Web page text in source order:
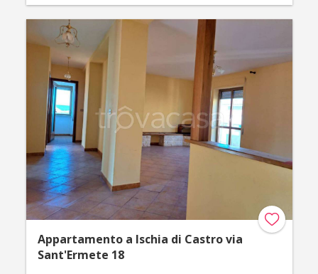
Appartamento a Ischia di Castro via
Sant'Ermete 18